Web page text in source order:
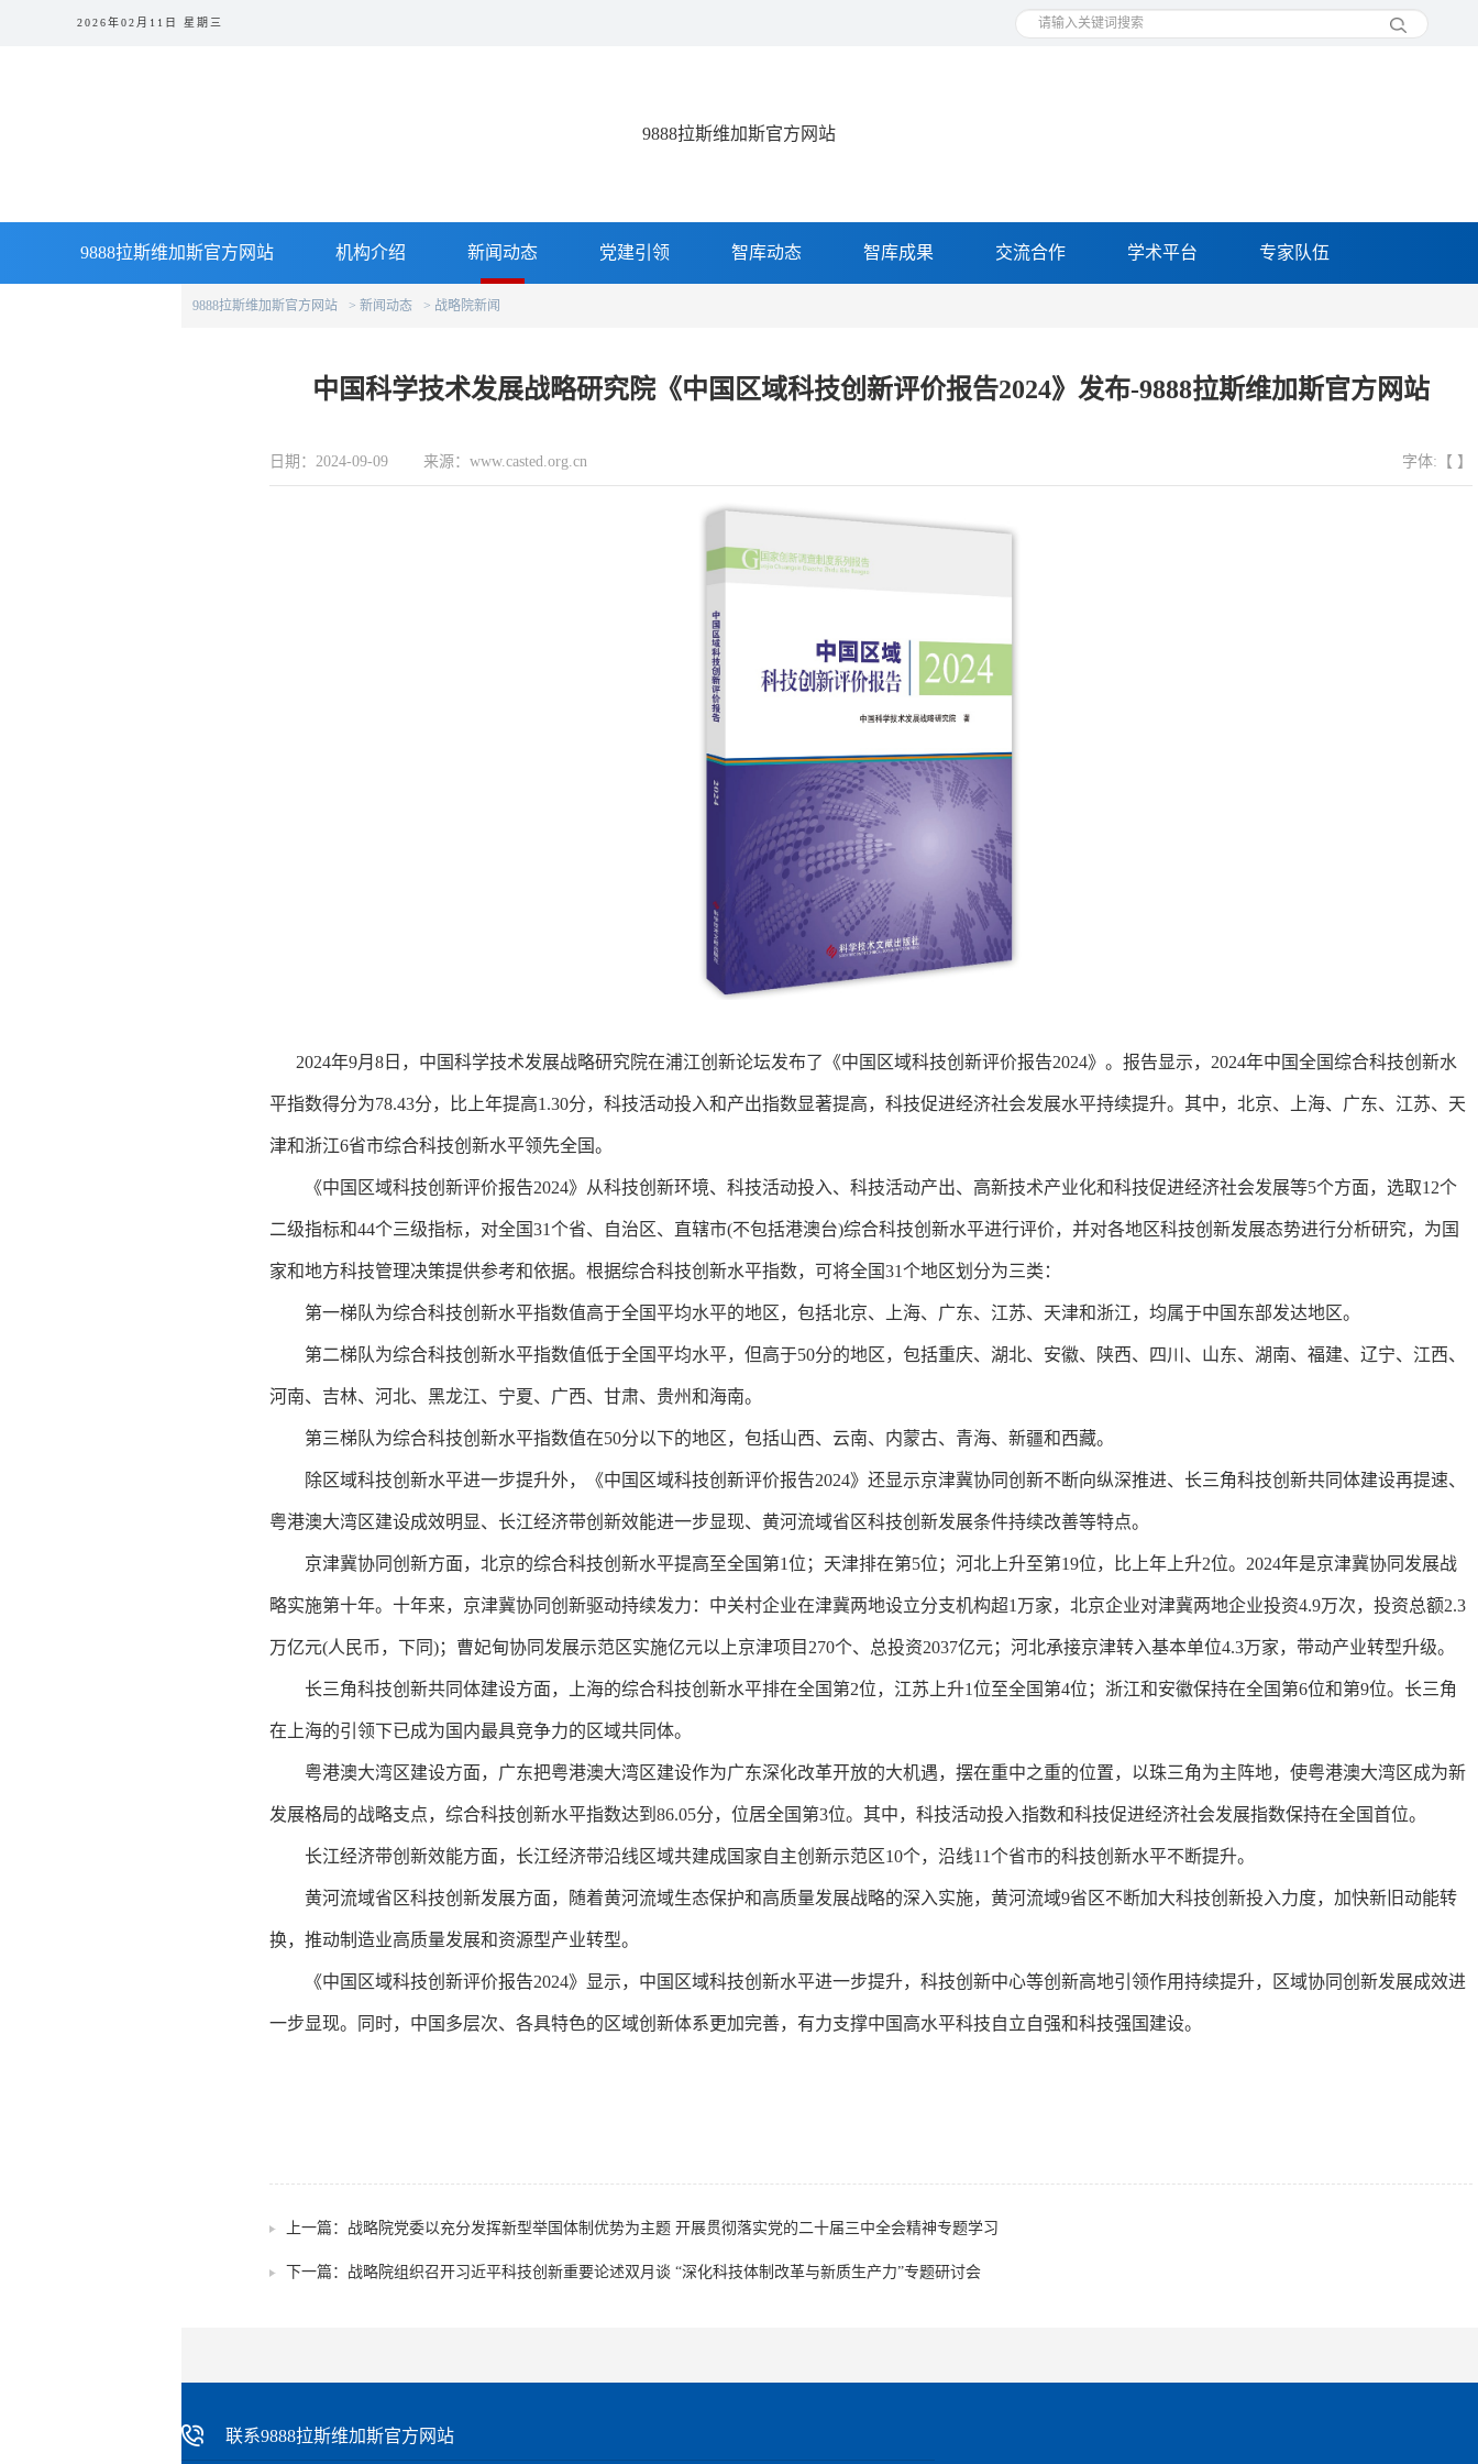
2026年02月11日 星期三
9888拉斯维加斯官方网站
9888拉斯维加斯官方网站 机构介绍 新闻动态 党建引领 智库动态 智库成果 交流合作 学术平台 专家队伍
9888拉斯维加斯官方网站 新闻动态 战略院新闻
中国科学技术发展战略研究院《中国区域科技创新评价报告2024》发布-9888拉斯维加斯官方网站
日期：2024-09-09 来源：www.casted.org.cn 字体:【 】
2024年9月8日，中国科学技术发展战略研究院在浦江创新论坛发布了《中国区域科技创新评价报告2024》。报告显示，2024年中国全国综合科技创新水
平指数得分为78.43分，比上年提高1.30分，科技活动投入和产出指数显著提高，科技促进经济社会发展水平持续提升。其中，北京、上海、广东、江苏、天
津和浙江6省市综合科技创新水平领先全国。
《中国区域科技创新评价报告2024》从科技创新环境、科技活动投入、科技活动产出、高新技术产业化和科技促进经济社会发展等5个方面，选取12个
二级指标和44个三级指标，对全国31个省、自治区、直辖市(不包括港澳台)综合科技创新水平进行评价，并对各地区科技创新发展态势进行分析研究，为国
家和地方科技管理决策提供参考和依据。根据综合科技创新水平指数，可将全国31个地区划分为三类：
第一梯队为综合科技创新水平指数值高于全国平均水平的地区，包括北京、上海、广东、江苏、天津和浙江，均属于中国东部发达地区。
第二梯队为综合科技创新水平指数值低于全国平均水平，但高于50分的地区，包括重庆、湖北、安徽、陕西、四川、山东、湖南、福建、辽宁、江西、
河南、吉林、河北、黑龙江、宁夏、广西、甘肃、贵州和海南。
第三梯队为综合科技创新水平指数值在50分以下的地区，包括山西、云南、内蒙古、青海、新疆和西藏。
除区域科技创新水平进一步提升外，《中国区域科技创新评价报告2024》还显示京津冀协同创新不断向纵深推进、长三角科技创新共同体建设再提速、
粤港澳大湾区建设成效明显、长江经济带创新效能进一步显现、黄河流域省区科技创新发展条件持续改善等特点。
京津冀协同创新方面，北京的综合科技创新水平提高至全国第1位；天津排在第5位；河北上升至第19位，比上年上升2位。2024年是京津冀协同发展战
略实施第十年。十年来，京津冀协同创新驱动持续发力：中关村企业在津冀两地设立分支机构超1万家，北京企业对津冀两地企业投资4.9万次，投资总额2.3
万亿元(人民币，下同)；曹妃甸协同发展示范区实施亿元以上京津项目270个、总投资2037亿元；河北承接京津转入基本单位4.3万家，带动产业转型升级。
长三角科技创新共同体建设方面，上海的综合科技创新水平排在全国第2位，江苏上升1位至全国第4位；浙江和安徽保持在全国第6位和第9位。长三角
在上海的引领下已成为国内最具竞争力的区域共同体。
粤港澳大湾区建设方面，广东把粤港澳大湾区建设作为广东深化改革开放的大机遇，摆在重中之重的位置，以珠三角为主阵地，使粤港澳大湾区成为新
发展格局的战略支点，综合科技创新水平指数达到86.05分，位居全国第3位。其中，科技活动投入指数和科技促进经济社会发展指数保持在全国首位。
长江经济带创新效能方面，长江经济带沿线区域共建成国家自主创新示范区10个，沿线11个省市的科技创新水平不断提升。
黄河流域省区科技创新发展方面，随着黄河流域生态保护和高质量发展战略的深入实施，黄河流域9省区不断加大科技创新投入力度，加快新旧动能转
换，推动制造业高质量发展和资源型产业转型。
《中国区域科技创新评价报告2024》显示，中国区域科技创新水平进一步提升，科技创新中心等创新高地引领作用持续提升，区域协同创新发展成效进
一步显现。同时，中国多层次、各具特色的区域创新体系更加完善，有力支撑中国高水平科技自立自强和科技强国建设。
上一篇： 战略院党委以充分发挥新型举国体制优势为主题 开展贯彻落实党的二十届三中全会精神专题学习
下一篇： 战略院组织召开习近平科技创新重要论述双月谈 “深化科技体制改革与新质生产力”专题研讨会
联系9888拉斯维加斯官方网站